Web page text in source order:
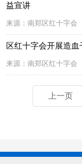
益宣讲
来源： 南郑区红十字会
区红十字会开展造
来源： 南郑区红十字会
上一页